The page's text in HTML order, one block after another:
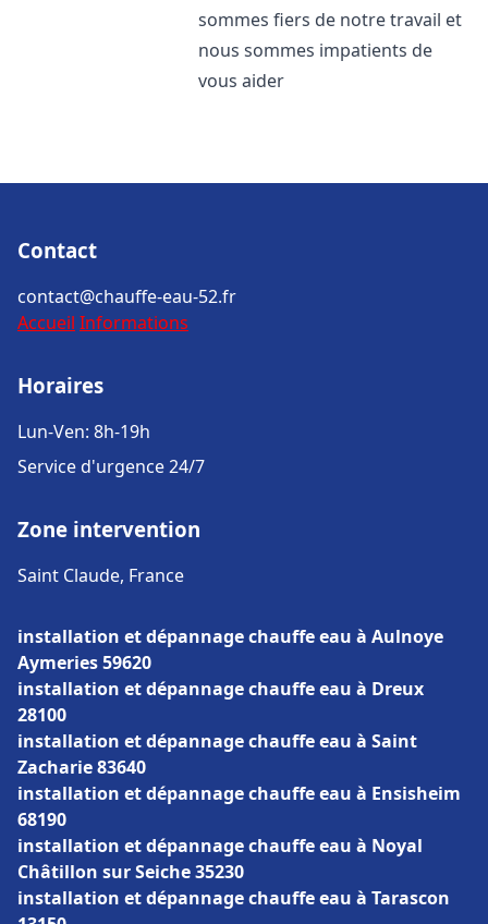
sommes fiers de notre travail et
nous sommes impatients de
vous aider
Contact
contact@chauffe-eau-52.fr
Accueil Informations
Horaires
Lun-Ven: 8h-19h
Service d'urgence 24/7
Zone intervention
Saint Claude, France
installation et dépannage chauffe eau à Aulnoye
Aymeries 59620
installation et dépannage chauffe eau à Dreux
28100
installation et dépannage chauffe eau à Saint
Zacharie 83640
installation et dépannage chauffe eau à Ensisheim
68190
installation et dépannage chauffe eau à Noyal
Châtillon sur Seiche 35230
installation et dépannage chauffe eau à Tarascon